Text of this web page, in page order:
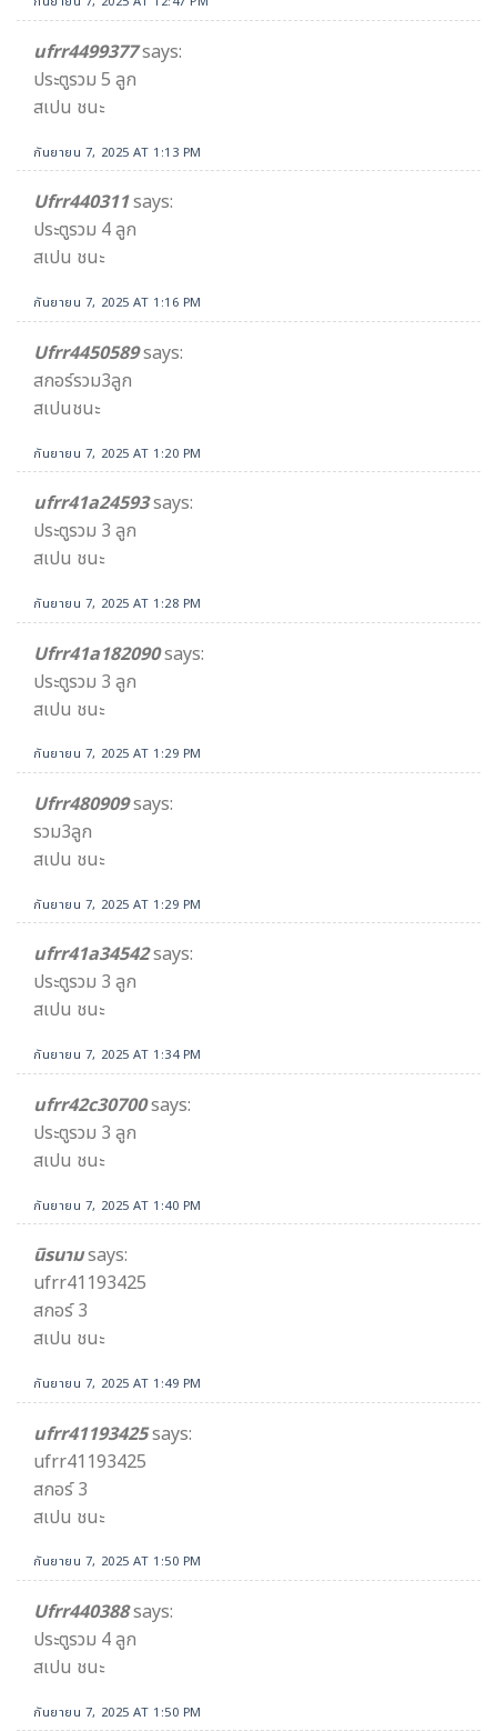
ufrr4499377says:
ประตูรวม 5 ลูก
สเปน ชนะ
กันยายน 7, 2025 AT 1:13 PM
Ufrr440311says:
ประตูรวม 4 ลูก
สเปน ชนะ
กันยายน 7, 2025 AT 1:16 PM
Ufrr4450589says:
สกอร์รวม3ลูก
สเปนชนะ
กันยายน 7, 2025 AT 1:20 PM
ufrr41a24593says:
ประตูรวม 3 ลูก
สเปน ชนะ
กันยายน 7, 2025 AT 1:28 PM
Ufrr41a182090says:
ประตูรวม 3 ลูก
สเปน ชนะ
กันยายน 7, 2025 AT 1:29 PM
Ufrr480909says:
รวม3ลูก
สเปน ชนะ
กันยายน 7, 2025 AT 1:29 PM
ufrr41a34542​says:
ประตูรวม 3​ ลูก
สเปน ชนะ
กันยายน 7, 2025 AT 1:34 PM
ufrr42c30700says:
ประตูรวม 3 ลูก
สเปน ชนะ
กันยายน 7, 2025 AT 1:40 PM
นิรนามsays:
ufrr41193425
สกอร์ 3
สเปน ชนะ
กันยายน 7, 2025 AT 1:49 PM
ufrr41193425says:
ufrr41193425
สกอร์ 3
สเปน ชนะ
กันยายน 7, 2025 AT 1:50 PM
Ufrr440388says:
ประตูรวม 4 ลูก
สเปน ชนะ
กันยายน 7, 2025 AT 1:50 PM